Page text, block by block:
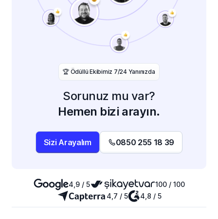
️🏆 Ödüllü Ekibimiz 7/24 Yanınızda
Sorunuz mu var?
Hemen bizi arayın.
Sizi Arayalım 0850 255 18 39
4,9 / 5
100 / 100
4,7 / 5
4,8 / 5